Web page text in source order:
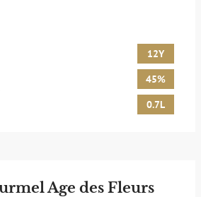
12Y
45%
0.7L
Age des Fleurs